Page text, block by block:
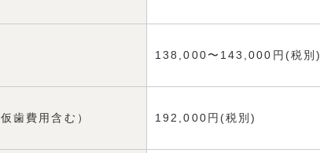
138,000〜143,000円(税別)
歯費用含む）
192,000円(税別)